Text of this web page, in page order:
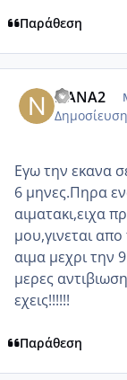
Παράθεση
ΝΑΝΑ2
Δημοσίευση
Εγω την εκανα
6 μηνες.Πηρα
αιματακι,ειχα
μου,γινεται
αιμα μεχρι την
μερες
εχεις!!!!!!
Παράθεση